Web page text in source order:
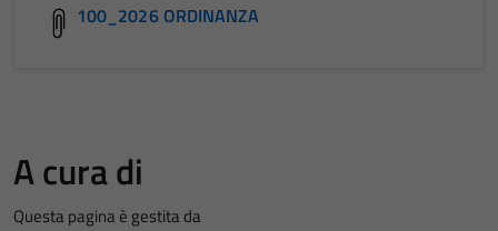
100_2026 ORDINANZA
A cura di
Questa pagina è gestita da